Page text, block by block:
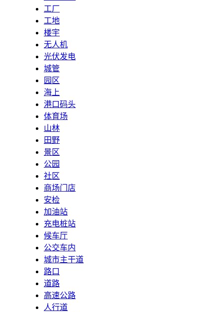
工厂
工地
楼宇
无人机
光伏发电
城管
园区
海上
港口码头
体育场
山林
田野
景区
公园
社区
商场门店
安检
加油站
充电桩站
候车厅
公交车内
城市主干道
路口
道路
高速公路
人行道